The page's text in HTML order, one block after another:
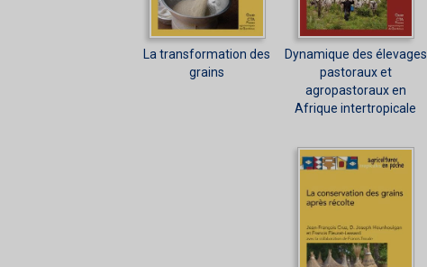
La transformation des
grains
Dynamique des élevages
pastoraux et
agropastoraux en
Afrique intertropicale